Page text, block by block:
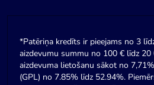
*Patēriņa kredīts ir pieejams no 3
aizdevumu summu no 100 € līdz
aizdevuma lietošanu sākot no
(GPL) no 7.85% līdz 52.94%.